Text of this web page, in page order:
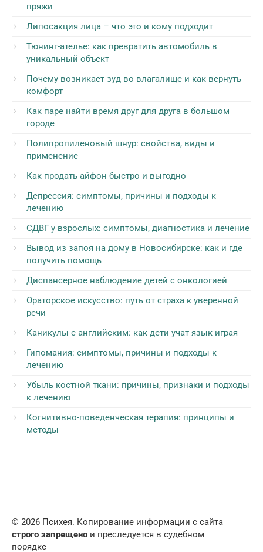
пряжи
Липосакция лица – что это и кому подходит
Тюнинг-ателье: как превратить автомобиль в
уникальный объект
Почему возникает зуд во влагалище и как вернуть
комфорт
Как паре найти время друг для друга в большом
городе
Полипропиленовый шнур: свойства, виды и
применение
Как продать айфон быстро и выгодно
Депрессия: симптомы, причины и подходы к
лечению
СДВГ у взрослых: симптомы, диагностика и лечение
Вывод из запоя на дому в Новосибирске: как и где
получить помощь
Диспансерное наблюдение детей с онкологией
Ораторское искусство: путь от страха к уверенной
речи
Каникулы с английским: как дети учат язык играя
Гипомания: симптомы, причины и подходы к
лечению
Убыль костной ткани: причины, признаки и подходы
к лечению
Когнитивно-поведенческая терапия: принципы и
методы
© 2026 Психея. Копирование информации с сайта
строго запрещено и преследуется в судебном
порядке